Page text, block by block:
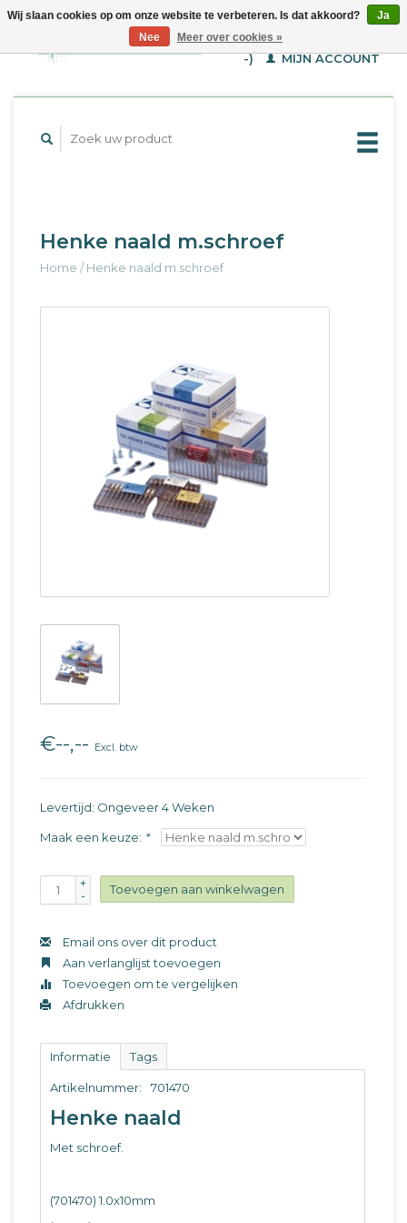
WINKELWAGEN (€--,-
-)
MIJN ACCOUNT
Henke naald m.schroef
Home /Henke naald m.schroef
€--,-- Excl. btw
Levertijd: Ongeveer 4 Weken
Maak een keuze: *
+
-
Toevoegen aan winkelwagen
Email ons over dit product
Aan verlanglijst toevoegen
Toevoegen om te vergelijken
Afdrukken
Informatie Tags
Artikelnummer: 701470
Henke naald
Met schroef.
(701470) 1.0x10mm
Wij slaan cookies op om onze website te verbeteren. Is dat akkoord?
Ja
Nee
Meer over cookies »